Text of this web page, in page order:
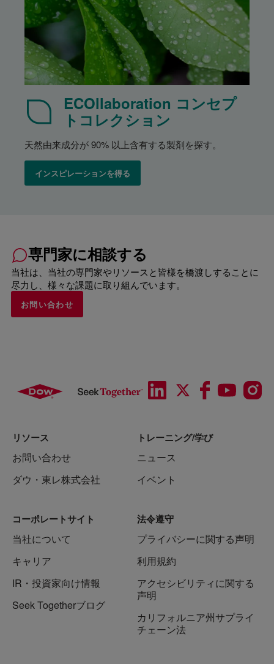
ECOllaboration コンセプ
トコレクション
天然由来成分が 90% 以上含有する製剤を探す。
インスピレーションを得る
専門家に相談する
当社は、当社の専門家やリソースと皆様を橋渡しすることに
尽力し、様々な課題に取り組んでいます。
お問い合わせ
リソース
お問い合わせ
ダウ・東レ株式会社
トレーニング/学び
ニュース
イベント
コーポレートサイト
当社について
キャリア
IR・投資家向け情報
Seek Togetherブログ
法令遵守
プライバシーに関する声明
利用規約
アクセシビリティに関する
声明
カリフォルニア州サプライ
チェーン法